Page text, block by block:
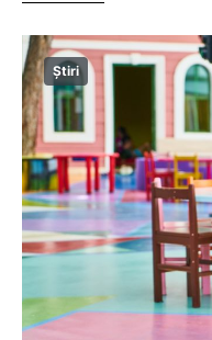
Știri